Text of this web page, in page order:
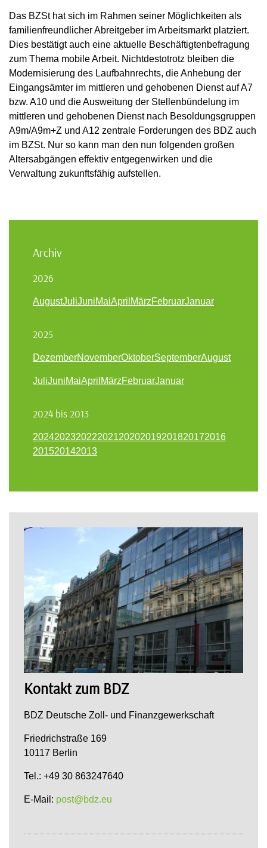
Das BZSt hat sich im Rahmen seiner Möglichkeiten als
familienfreundlicher Abreitgeber im Arbeitsmarkt platziert.
Dies bestätigt auch eine aktuelle Beschäftigtenbefragung
zum Thema mobile Arbeit. Nichtdestotrotz bleiben die
Modernisierung des Laufbahnrechts, die Anhebung der
Eingangsämter im mittleren und gehobenen Dienst auf A7
bzw. A10 und die Ausweitung der Stellenbündelung im
mittleren und gehobenen Dienst nach Besoldungsgruppen
A9m/A9m+Z und A12 zentrale Forderungen des BDZ auch
im BZSt. Nur so kann man den nun folgenden großen
Altersabgängen effektiv entgegenwirken und die
Verwaltung zukunftsfähig aufstellen.
Archiv
2026
AugustJuliJuniMaiApril MärzFebruarJanuar
2025
DezemberNovemberOktoberSeptemberAugust
JuliJuniMaiApril MärzFebruarJanuar
2024 bis 2013
202420232022202120202019201820172016
201520142013
Kontakt zum BDZ
BDZ Deutsche Zoll- und Finanzgewerkschaft
Friedrichstraße 169
10117 Berlin
Tel.: +49 30 863247640
E-Mail: post@bdz.eu